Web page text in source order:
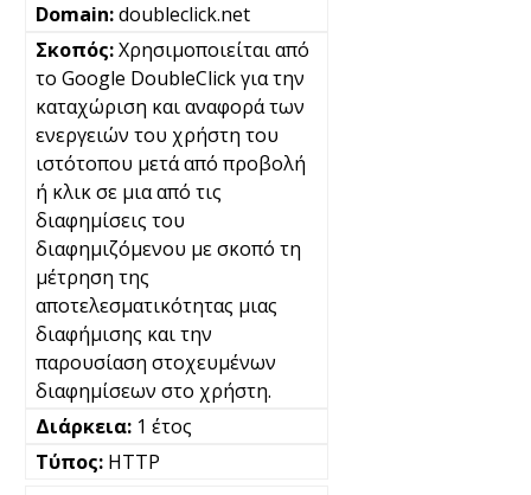
doubleclick.net
Χρησιμοποιείται από
το Google DoubleClick για την
καταχώριση και αναφορά των
ενεργειών του χρήστη του
ιστότοπου μετά από προβολή
ή κλικ σε μια από τις
διαφημίσεις του
διαφημιζόμενου με σκοπό τη
μέτρηση της
αποτελεσματικότητας μιας
διαφήμισης και την
παρουσίαση στοχευμένων
διαφημίσεων στο χρήστη.
1 έτος
HTTP